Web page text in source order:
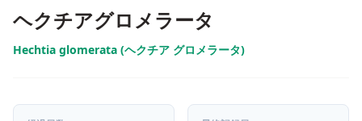
ヘクチアグロメラータ
Hechtia glomerata (ヘクチア グロメラータ)